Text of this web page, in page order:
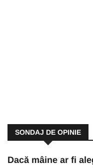
SONDAJ DE OPINIE
Dacă mâine ar fi